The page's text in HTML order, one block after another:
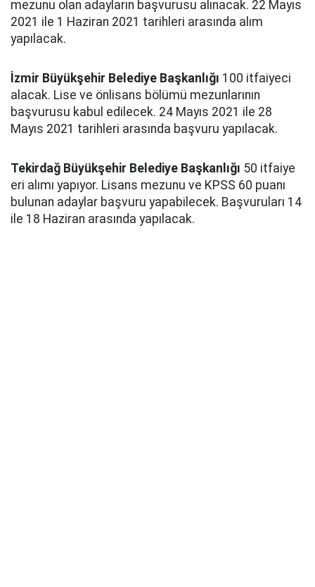
mezunu olan adayların başvurusu alınacak. 22 Mayıs
2021 ile 1 Haziran 2021 tarihleri arasında alım
yapılacak.
İzmir Büyükşehir Belediye Başkanlığı 100 itfaiyeci
alacak. Lise ve önlisans bölümü mezunlarının
başvurusu kabul edilecek. 24 Mayıs 2021 ile 28
Mayıs 2021 tarihleri arasında başvuru yapılacak.
Tekirdağ Büyükşehir Belediye Başkanlığı 50 itfaiye
eri alımı yapıyor. Lisans mezunu ve KPSS 60 puanı
bulunan adaylar başvuru yapabilecek. Başvuruları 14
ile 18 Haziran arasında yapılacak.